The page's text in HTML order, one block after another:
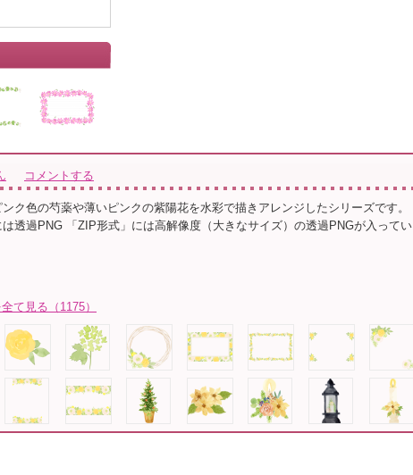
コメントする
ク色の芍薬や薄いピンクの紫陽花を水彩で描きアレンジしたシリーズです。
は透過PNG 「ZIP形式」には高解像度（大きなサイズ）の透過PNGが入ってい
て見る（1175）